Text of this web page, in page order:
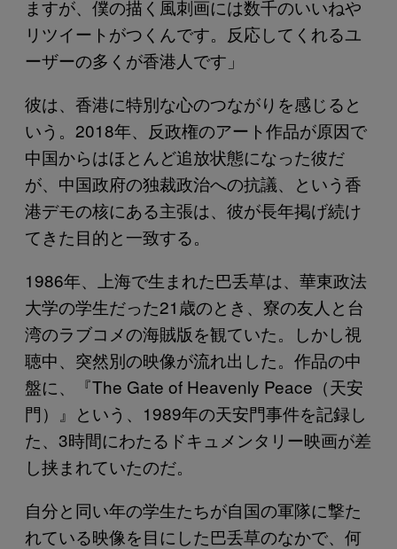
ますが、僕の描く風刺画には数千のいいねや
リツイートがつくんです。反応してくれるユ
ーザーの多くが香港人です」
彼は、香港に特別な心のつながりを感じると
いう。2018年、反政権のアート作品が原因で
中国からはほとんど追放状態になった彼だ
が、中国政府の独裁政治への抗議、という香
港デモの核にある主張は、彼が長年掲げ続け
てきた目的と一致する。
1986年、上海で生まれた巴丢草は、華東政法
大学の学生だった21歳のとき、寮の友人と台
湾のラブコメの海賊版を観ていた。しかし視
聴中、突然別の映像が流れ出した。作品の中
盤に、『The Gate of Heavenly Peace（天安
門）』という、1989年の天安門事件を記録し
た、3時間にわたるドキュメンタリー映画が差
し挟まれていたのだ。
自分と同い年の学生たちが自国の軍隊に撃た
れている映像を目にした巴丢草のなかで、何